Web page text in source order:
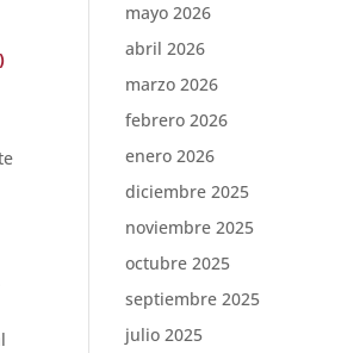
mayo 2026
abril 2026
marzo 2026
febrero 2026
enero 2026
diciembre 2025
noviembre 2025
octubre 2025
septiembre 2025
julio 2025